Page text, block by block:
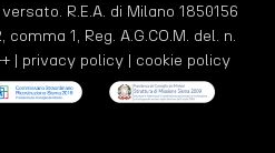
R.E.A. di Milano 1850156
1, Reg. A.G.CO.M. del. n.
| privacy policy | cookie policy